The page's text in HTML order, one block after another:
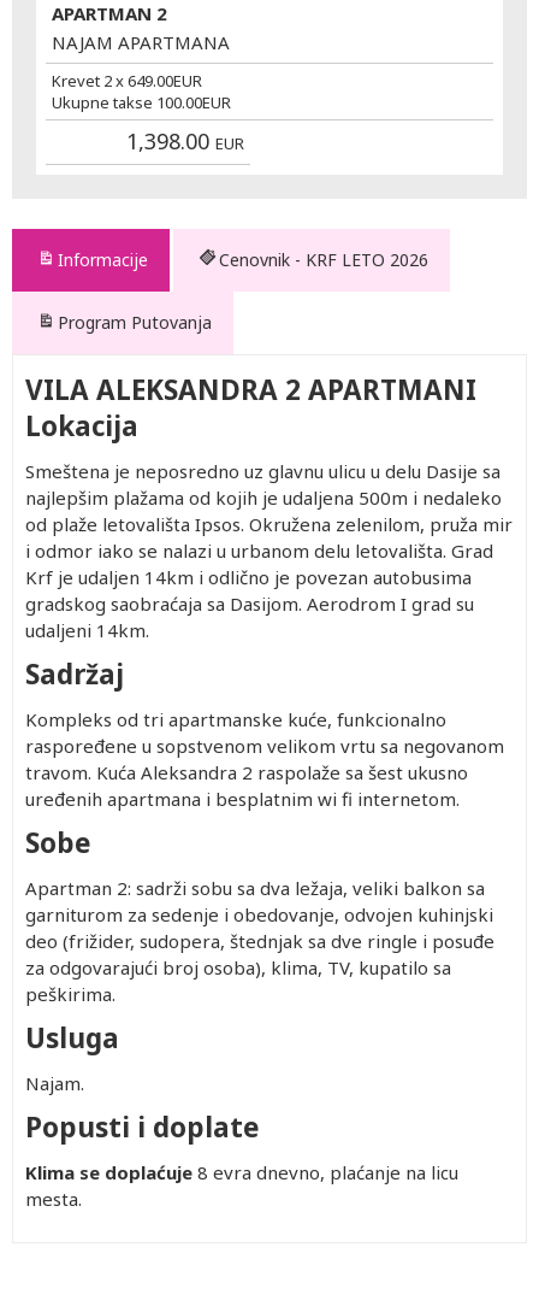
APARTMAN 2
NAJAM APARTMANA
Krevet 2 x649.00EUR
Ukupne takse 100.00EUR
1,398.00 EUR
Informacije Cenovnik - KRF LETO 2026
Program Putovanja
VILA ALEKSANDRA 2 APARTMANI
Lokacija
Smeštena je neposredno uz glavnu ulicu u delu Dasije sa
najlepšim plažama od kojih je udaljena 500m i nedaleko
od plaže letovališta Ipsos. Okružena zelenilom, pruža mir
i odmor iako se nalazi u urbanom delu letovališta. Grad
Krf je udaljen 14km i odlično je povezan autobusima
gradskog saobraćaja sa Dasijom. Aerodrom I grad su
udaljeni 14km.
Sadržaj
Kompleks od tri apartmanske kuće, funkcionalno
raspoređene u sopstvenom velikom vrtu sa negovanom
travom. Kuća Aleksandra 2 raspolaže sa šest ukusno
uređenih apartmana i besplatnim wi fi internetom.
Sobe
Apartman 2: sadrži sobu sa dva ležaja, veliki balkon sa
garniturom za sedenje i obedovanje, odvojen kuhinjski
deo (frižider, sudopera, štednjak sa dve ringle i posuđe
za odgovarajući broj osoba), klima, TV, kupatilo sa
peškirima.
Usluga
Najam.
Popusti i doplate
Klima se doplaćuje 8 evra dnevno, plaćanje na licu
mesta.